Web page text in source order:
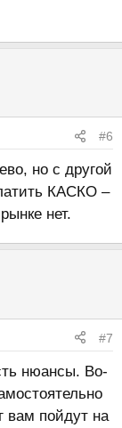
#6
но с другой
КАСКО –
нет.
#7
нюансы. Во-
вам пойдут на